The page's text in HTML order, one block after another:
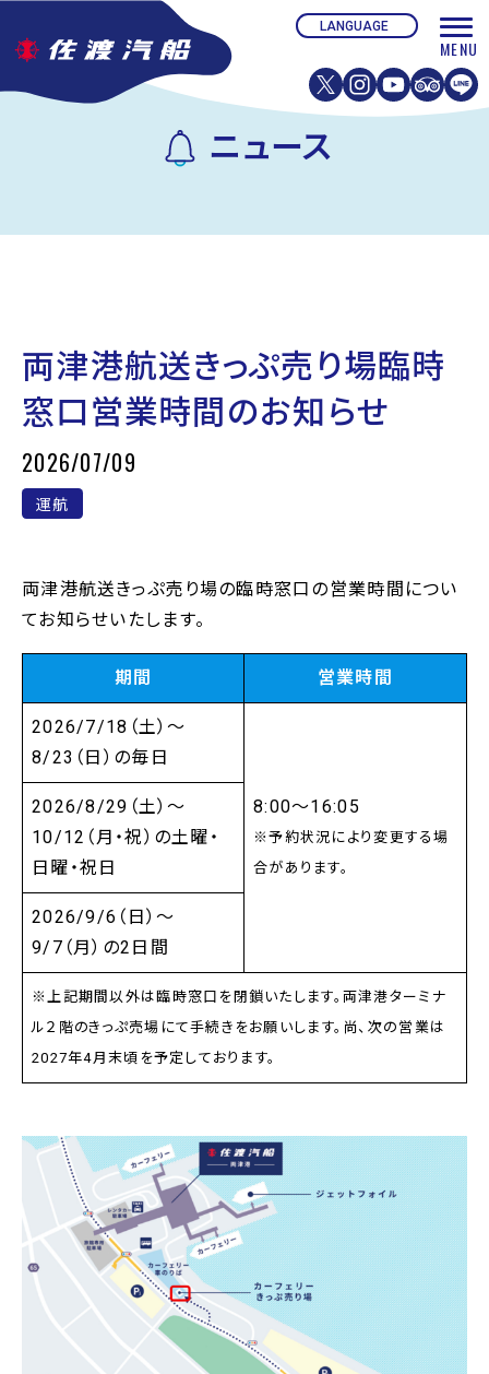
ニュース
両津港航送きっぷ売り場臨時
窓口営業時間のお知らせ
2026/07/09
運航
両津港航送きっぷ売り場の臨時窓口の営業時間につい
てお知らせいたします。
期間 営業時間
2026/7/18（土）～
8/23（日）の毎日
8:00～16:05
※予約状況により変更する場
合があります。
2026/8/29（土）～
10/12（月・祝）の土曜・
日曜・祝日
2026/9/6（日）～
9/7（月）の2日間
※上記期間以外は臨時窓口を閉鎖いたします。両津港ターミナ
ル２階のきっぷ売場にて手続きをお願いします。尚、次の営業は
2027年4月末頃を予定しております。